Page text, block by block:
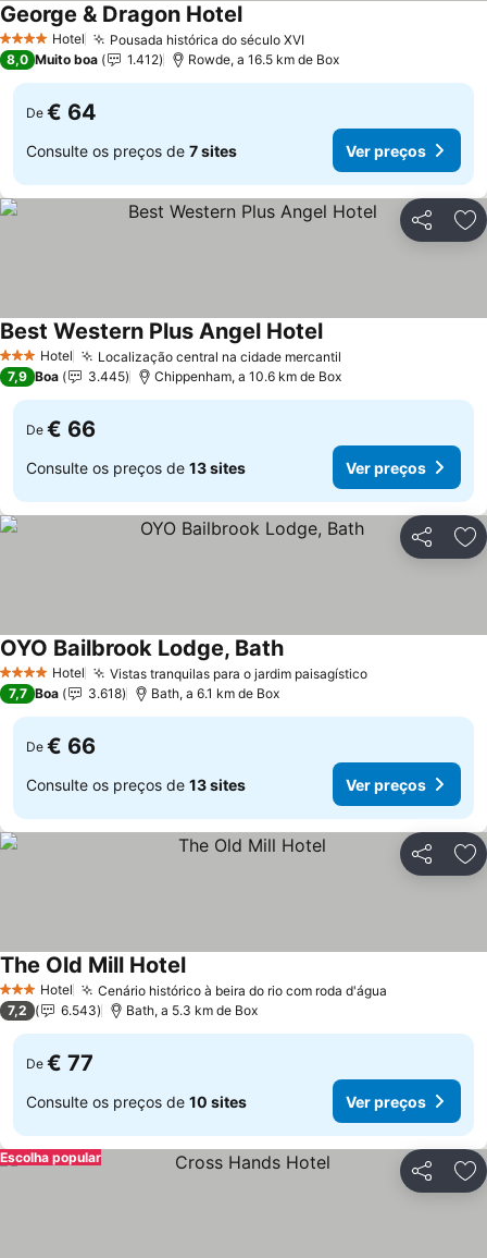
4 EstrelasHotel Pousada histórica do século XVI
George & Dragon Hotel
8,0 Muito boa 1.412 Rowde, a 16.5 km de Box
De € 64
Consulte os preços de 7 sites Ver preços
Partilhar
3 EstrelasHotel Localização central na cidade mercantil
Best Western Plus Angel Hotel
7,9 Boa 3.445 Chippenham, a 10.6 km de Box
De € 66
Consulte os preços de 13 sites Ver preços
Partilhar
4 EstrelasHotel Vistas tranquilas para o jardim paisagístico
OYO Bailbrook Lodge, Bath
7,7 Boa 3.618 Bath, a 6.1 km de Box
De € 66
Consulte os preços de 13 sites Ver preços
Partilhar
3 EstrelasHotel Cenário histórico à beira do rio com roda d'água
The Old Mill Hotel
7,2 6.543 Bath, a 5.3 km de Box
De € 77
Consulte os preços de 10 sites Ver preços
Partilhar
Escolha popular